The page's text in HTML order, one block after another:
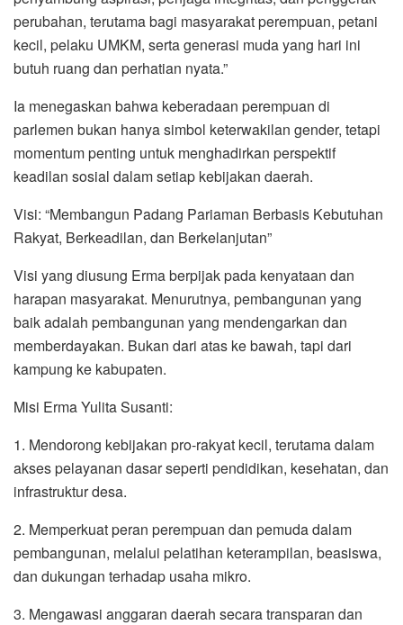
perubahan, terutama bagi masyarakat perempuan, petani
kecil, pelaku UMKM, serta generasi muda yang hari ini
butuh ruang dan perhatian nyata.”
Ia menegaskan bahwa keberadaan perempuan di
parlemen bukan hanya simbol keterwakilan gender, tetapi
momentum penting untuk menghadirkan perspektif
keadilan sosial dalam setiap kebijakan daerah.
Visi: “Membangun Padang Pariaman Berbasis Kebutuhan
Rakyat, Berkeadilan, dan Berkelanjutan”
Visi yang diusung Erma berpijak pada kenyataan dan
harapan masyarakat. Menurutnya, pembangunan yang
baik adalah pembangunan yang mendengarkan dan
memberdayakan. Bukan dari atas ke bawah, tapi dari
kampung ke kabupaten.
Misi Erma Yulita Susanti:
1. Mendorong kebijakan pro-rakyat kecil, terutama dalam
akses pelayanan dasar seperti pendidikan, kesehatan, dan
infrastruktur desa.
2. Memperkuat peran perempuan dan pemuda dalam
pembangunan, melalui pelatihan keterampilan, beasiswa,
dan dukungan terhadap usaha mikro.
3. Mengawasi anggaran daerah secara transparan dan